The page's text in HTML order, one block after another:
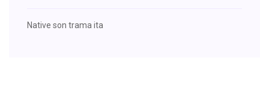
Native son trama ita